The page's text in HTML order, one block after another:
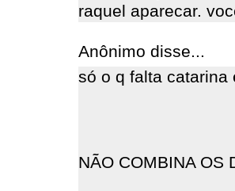
raquel aparecar.
Anônimo disse...
só o q falta catarina
NÃO COMBINA OS